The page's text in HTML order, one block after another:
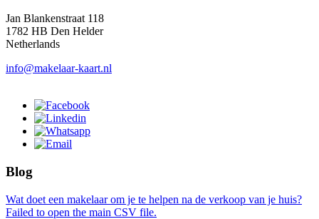
Jan Blankenstraat 118
1782 HB Den Helder
Netherlands
info@makelaar-kaart.nl
Blog
Wat doet een makelaar om je te helpen na de verkoop van je huis?
Failed to open the main CSV file.